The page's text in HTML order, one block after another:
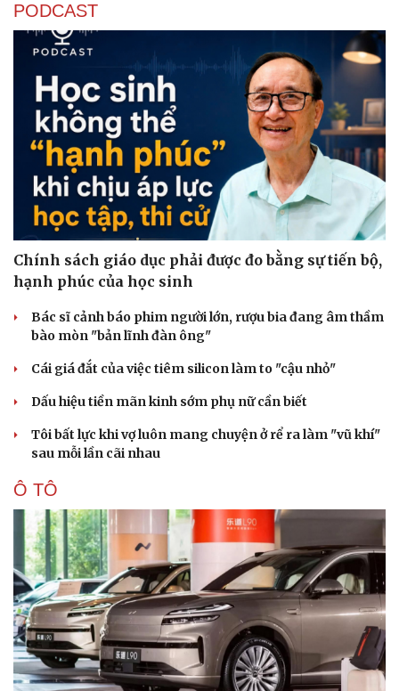
Di sản
PODCAST
Chính sách giáo dục phải được đo bằng sự tiến bộ,
hạnh phúc của học sinh
Bác sĩ cảnh báo phim người lớn, rượu bia đang âm thầm
bào mòn "bản lĩnh đàn ông"
Cái giá đắt của việc tiêm silicon làm to "cậu nhỏ"
Dấu hiệu tiền mãn kinh sớm phụ nữ cần biết
Tôi bất lực khi vợ luôn mang chuyện ở rể ra làm "vũ khí"
sau mỗi lần cãi nhau
Ô TÔ